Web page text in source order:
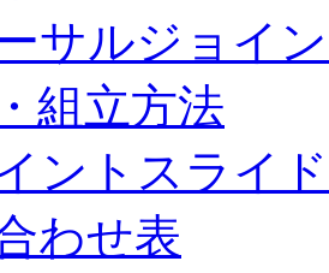
サルジョイ
組立方法
ントスライ
わせ表